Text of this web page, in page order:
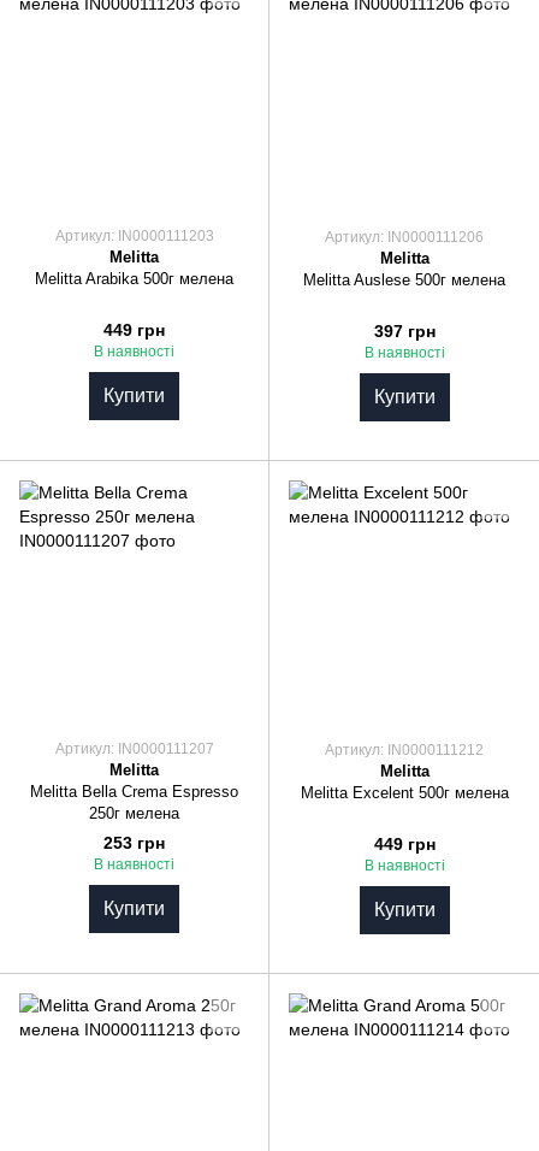
Артикул: IN0000111203
Melitta
Melitta Arabika 500г мелена
449 грн
В наявності
Купити
Артикул: IN0000111206
Melitta
Melitta Auslese 500г мелена
397 грн
В наявності
Купити
Артикул: IN0000111207
Melitta
Melitta Bella Crema Espresso
250г мелена
253 грн
В наявності
Купити
Артикул: IN0000111212
Melitta
Melitta Excelent 500г мелена
449 грн
В наявності
Купити